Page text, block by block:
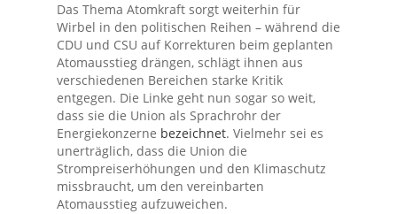
Das Thema Atomkraft sorgt weiterhin für
Wirbel in den politischen Reihen – während die
CDU und CSU auf Korrekturen beim geplanten
Atomausstieg drängen, schlägt ihnen aus
verschiedenen Bereichen starke Kritik
entgegen. Die Linke geht nun sogar so weit,
dass sie die Union als Sprachrohr der
Energiekonzerne bezeichnet. Vielmehr sei es
unerträglich, dass die Union die
Strompreiserhöhungen und den Klimaschutz
missbraucht, um den vereinbarten
Atomausstieg aufzuweichen.